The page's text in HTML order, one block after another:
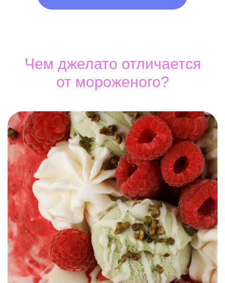
Чем джелато отличается
от мороженого?